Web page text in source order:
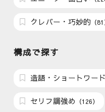
クレバー・巧妙的 （81
構成で探す
造語・ショートワー
セリフ調強め （126）